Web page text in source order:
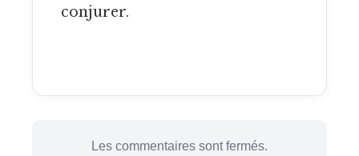
conjurer.
Les commentaires sont fermés.